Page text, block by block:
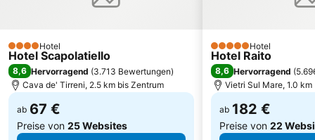
Castel Nuovo
4 SterneHotel
Hotel Scapolatiello
8,6 Hervorragend (3.713 Bewertungen)
Cava de' Tirreni, 2.5 km bis Zentrum
ab 67 €
Preise von 25 Websites
5 SterneHotel
Hotel Raito
8,6 Hervorragend (
Vietri Sul Mare, 1.0
ab 182 €
Preise von 22